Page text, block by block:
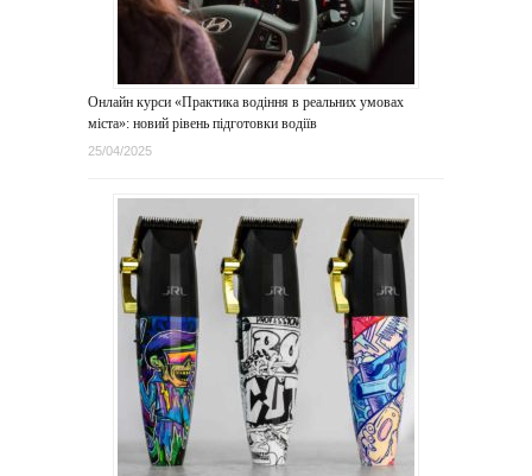
Онлайн курси «Практика водіння в реальних умовах
міста»: новий рівень підготовки водіїв
25/04/2025